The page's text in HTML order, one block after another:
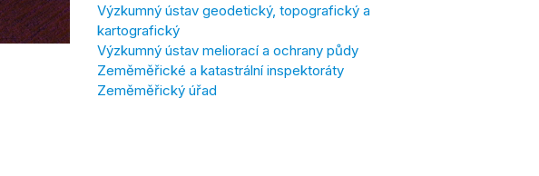
Výzkumný ústav geodetický, topografický a
kartografický
Výzkumný ústav meliorací a ochrany půdy
Zeměměřické a katastrální inspektoráty
Zeměměřický úřad